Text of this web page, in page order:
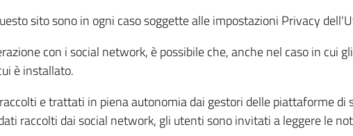
sito sono in ogni caso soggette alle impostazioni Privacy
con i social network, è possibile che, anche nel caso in cui
è installato.
e trattati in piena autonomia dai gestori delle piattaforme
raccolti dai social network, gli utenti sono invitati a leggere le